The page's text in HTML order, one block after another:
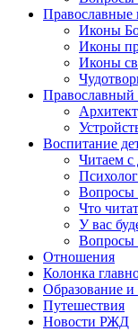
Православные
Иконы
Иконы
Иконы
Православный
Воспитание
Читаем с
Вопросы
Что
У вас
Вопросы
Отношения
Колонка
Образование и
Путешествия
Новости РЖД